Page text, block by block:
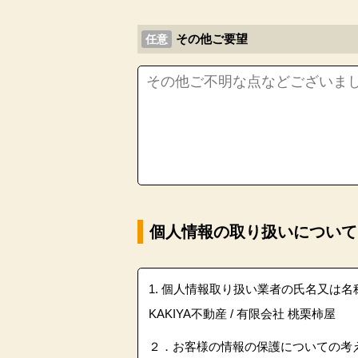
任意 その他ご要望
個人情報の取り扱いについて
1. 個人情報取り扱い業者の氏名又は名
KAKIYA不動産 / 有限会社 桃栗柿屋
２．お客様の情報の保護についての考